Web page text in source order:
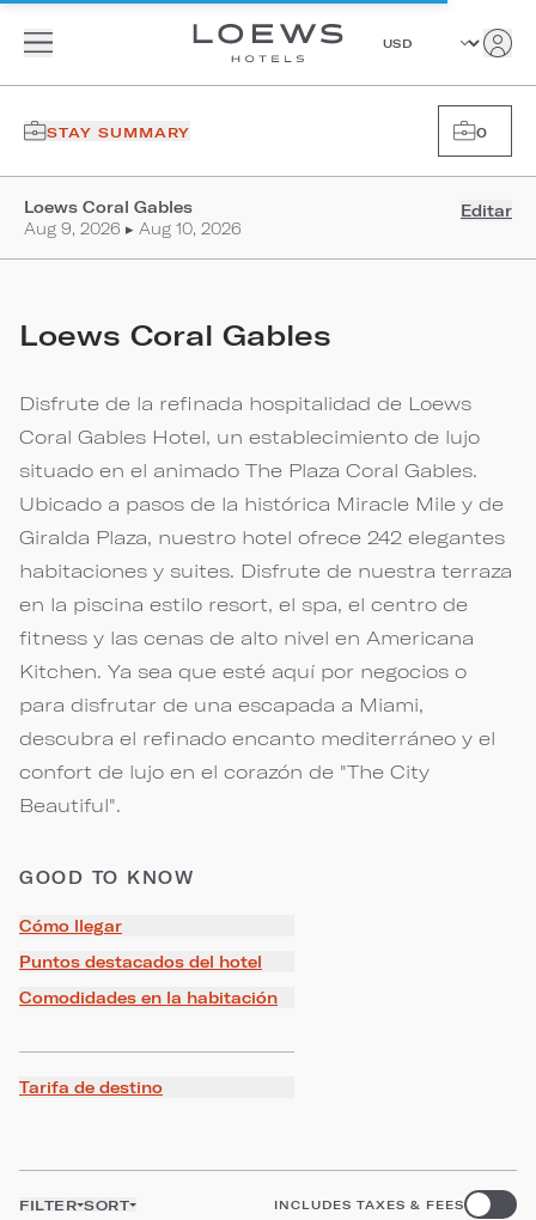
STAY SUMMARY 0
Loews Coral Gables
Aug 9, 2026 ▸ Aug 10, 2026
Editar
Loews Coral Gables
Disfrute de la refinada hospitalidad de Loews
Coral Gables Hotel, un establecimiento de lujo
situado en el animado The Plaza Coral Gables.
Ubicado a pasos de la histórica Miracle Mile y de
Giralda Plaza, nuestro hotel ofrece 242 elegantes
habitaciones y suites. Disfrute de nuestra terraza
en la piscina estilo resort, el spa, el centro de
fitness y las cenas de alto nivel en Americana
Kitchen. Ya sea que esté aquí por negocios o
para disfrutar de una escapada a Miami,
descubra el refinado encanto mediterráneo y el
confort de lujo en el corazón de "The City
Beautiful".
GOOD TO KNOW
Cómo llegar
Puntos destacados del hotel
Comodidades en la habitación
Tarifa de destino
FILTER SORT INCLUDES TAXES & FEES